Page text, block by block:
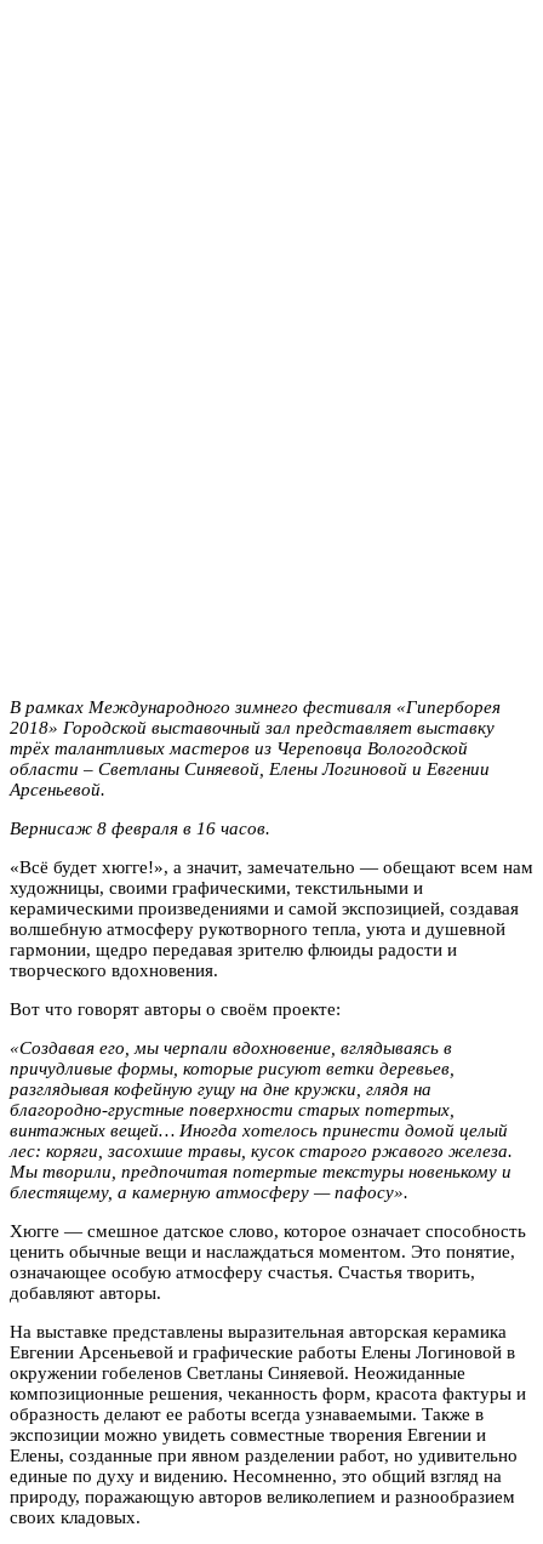
В рамках Международного зимнего фестиваля «Гиперборея
2018» Городской выставочный зал представляет выставку
трёх талантливых мастеров из Череповца Вологодской
области – Светланы Синяевой, Елены Логиновой и Евгении
Арсеньевой.
Вернисаж 8 февраля в 16 часов.
«Всё будет хюгге!», а значит, замечательно — обещают всем нам
художницы, своими графическими, текстильными и
керамическими произведениями и самой экспозицией, создавая
волшебную атмосферу рукотворного тепла, уюта и душевной
гармонии, щедро передавая зрителю флюиды радости и
творческого вдохновения.
Вот что говорят авторы о своём проекте:
«Создавая его, мы черпали вдохновение, вглядываясь в
причудливые формы, которые рисуют ветки деревьев,
разглядывая кофейную гущу на дне кружки, глядя на
благородно-грустные поверхности старых потертых,
винтажных вещей… Иногда хотелось принести домой целый
лес: коряги, засохшие травы, кусок старого ржавого железа.
Мы творили, предпочитая потертые текстуры новенькому и
блестящему, а камерную атмосферу — пафосу».
Хюгге — смешное датское слово, которое означает способность
ценить обычные вещи и наслаждаться моментом. Это понятие,
означающее особую атмосферу счастья. Счастья творить,
добавляют авторы.
На выставке представлены выразительная авторская керамика
Евгении Арсеньевой и графические работы Елены Логиновой в
окружении гобеленов Светланы Синяевой. Неожиданные
композиционные решения, чеканность форм, красота фактуры и
образность делают ее работы всегда узнаваемыми. Также в
экспозиции можно увидеть совместные творения Евгении и
Елены, созданные при явном разделении работ, но удивительно
единые по духу и видению. Несомненно, это общий взгляд на
природу, поражающую авторов великолепием и разнообразием
своих кладовых.